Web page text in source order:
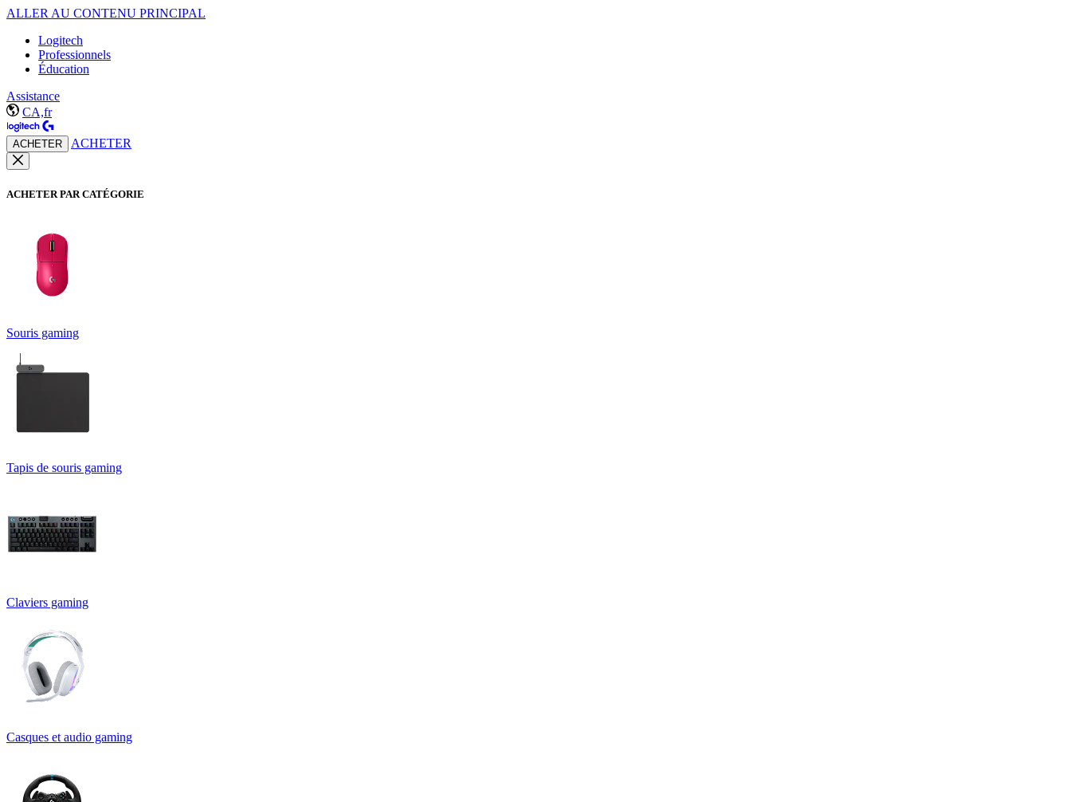
ALLER AU CONTENU PRINCIPAL
Logitech
Professionnels
Éducation
Assistance
CA,fr
ACHETER ACHETER
ACHETER PAR CATÉGORIE
Souris gaming
Tapis de souris gaming
Claviers gaming
Casques et audio gaming